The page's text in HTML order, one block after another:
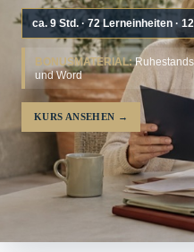
ca. 9 Std. · 72 Lerneinheiten ·
BONUSMATERIAL:
und Word
KURS ANSEHEN →